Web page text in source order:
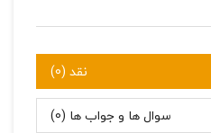
نقد (0)
سوال ها و جواب ها (0)